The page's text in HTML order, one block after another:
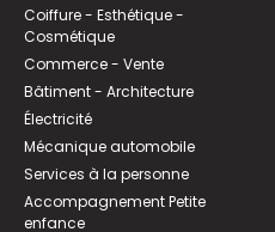
Coiffure - Esthétique -
Cosmétique
Commerce - Vente
Bâtiment - Architecture
Électricité
Mécanique automobile
Services à la personne
Accompagnement Petite
enfance